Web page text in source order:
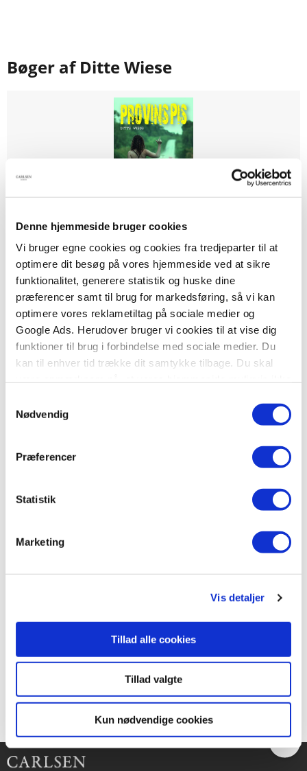
Denne hjemmeside bruger cookies
Vi bruger egne cookies og cookies fra tredjeparter til at
optimere dit besøg på vores hjemmeside ved at sikre
funktionalitet, generere statistik og huske dine
præferencer samt til brug for markedsføring, så vi kan
optimere vores reklametiltag på sociale medier og
Google Ads. Herudover bruger vi cookies til at vise dig
funktioner til brug i forbindelse med sociale medier. Du
kan til enhver tid trække dit samtykke tilbage. Du skal
tilbagetrækker et samtykke.
Nødvendig
Præferencer
Statistik
Marketing
Vis detaljer
Tillad alle cookies
Tillad valgte
Kun nødvendige cookies
Bøger af Ditte Wiese
Softcover med flapper
Provinspis
Ditte Wiese Ditte Wiese Winther-Rasmussen
Paperback
149,95 KR.